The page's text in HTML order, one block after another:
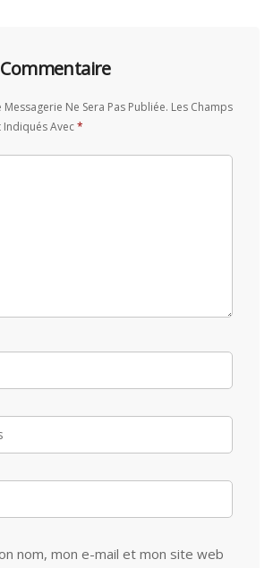
Ne Sera Pas Publiée. Les Champs
Avec*
nom, mon e-mail et mon site web